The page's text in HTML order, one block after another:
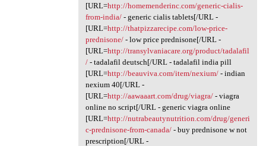
[URL=http://homemenderinc.com/generic-cialis-
from-india/- generic cialis tablets[/URL -
[URL=http://thatpizzarecipe.com/low-price-
prednisone/- low price prednisone[/URL -
[URL=http://transylvaniacare.org/product/tadalafil
/- tadalafil deutsch[/URL - tadalafil india pill
[URL=http://beauviva.com/item/nexium/- indian
nexium 40[/URL -
[URL=http://aawaaart.com/drug/viagra/- viagra
online no script[/URL - generic viagra online
[URL=http://nutrabeautynutrition.com/drug/generi
c-prednisone-from-canada/- buy prednisone w not
prescription[/URL -